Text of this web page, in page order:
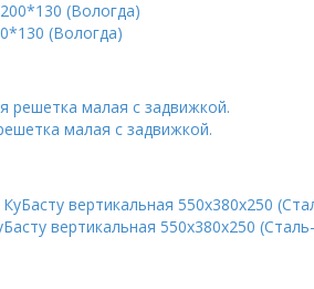
(Вологда)
малая с задвижкой.
вертикальная 550х380х250